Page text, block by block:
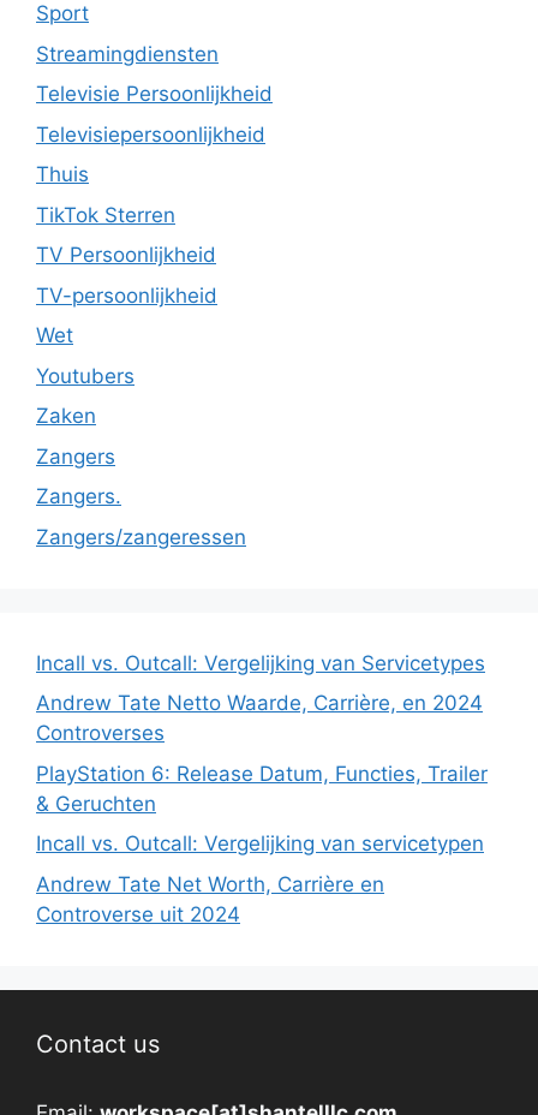
Sport
Streamingdiensten
Televisie Persoonlijkheid
Televisiepersoonlijkheid
Thuis
TikTok Sterren
TV Persoonlijkheid
TV-persoonlijkheid
Wet
Youtubers
Zaken
Zangers
Zangers.
Zangers/zangeressen
Incall vs. Outcall: Vergelijking van Servicetypes
Andrew Tate Netto Waarde, Carrière, en 2024
Controverses
PlayStation 6: Release Datum, Functies, Trailer
& Geruchten
Incall vs. Outcall: Vergelijking van servicetypen
Andrew Tate Net Worth, Carrière en
Controverse uit 2024
Contact us